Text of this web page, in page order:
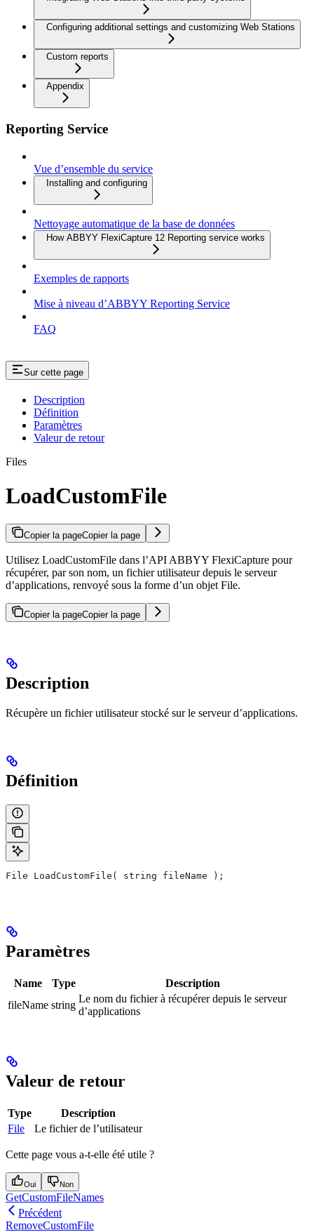
Configuring additional settings and customizing Web Stations
Custom reports
Appendix
Reporting Service
Vue d’ensemble du service
Installing and configuring
Nettoyage automatique de la base de données
How ABBYY FlexiCapture 12 Reporting service works
Exemples de rapports
Mise à niveau d’ABBYY Reporting Service
FAQ
Sur cette page
Description
Définition
Paramètres
Valeur de retour
Files
LoadCustomFile
Copier la pageCopier la page
Utilisez LoadCustomFile dans l’API ABBYY FlexiCapture pour
récupérer, par son nom, un fichier utilisateur depuis le serveur
d’applications, renvoyé sous la forme d’un objet File.
Copier la pageCopier la page
Description
Récupère un fichier utilisateur stocké sur le serveur d’applications.
Définition
File LoadCustomFile( string fileName );
Paramètres
Name Type
Description
fileName string
Le nom du fichier à récupérer depuis le serveur
d’applications
Valeur de retour
Type
Description
File
Le fichier de l’utilisateur
Cette page vous a-t-elle été utile ?
Oui Non
GetCustomFileNames
Précédent
RemoveCustomFile